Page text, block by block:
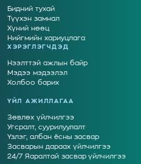
Бидний тухай
Түүхэн замнал
Хүний нөөц
Нийгмийн хариуцлага
ХЭРЭГЛЭГЧДЭД
Нээлттэй ажлын байр
Мэдээ мэдээлэл
Холбоо барих
ҮЙЛ АЖИЛЛАГАА
Зөвлөх үйлчилгээ
Угсралт, суурилуулалт
Үзлэг, албан ёсны засвар
Засварын дараах үйлчилгээ
24/7 Яаралтай засвар үйлчилгээ